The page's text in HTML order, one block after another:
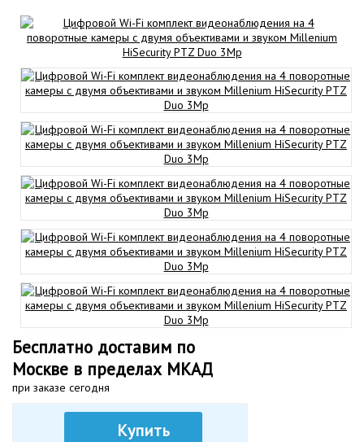
Бесплатно доставим по
Москве в пределах МКАД
при заказе сегодня
Купить